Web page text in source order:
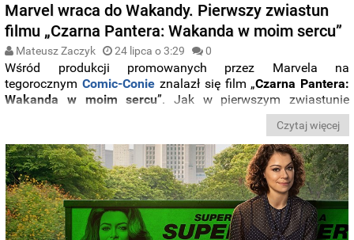
Marvel wraca do Wakandy. Pierwszy zwiastun
filmu „Czarna Pantera: Wakanda w moim sercu”
Mateusz Zaczyk 24 lipca o 3:29 0
Wśród produkcji promowanych przez Marvela na
tegorocznymComic-Conie znalazł się film „Czarna Pantera:
Wakanda w moim sercu”. Jak w pierwszym zwiastunie
prezentuje się superbohaterska produkcja mająca być hołdem
Chadwicka Bosemana? Zobaczcie
sami.
Czytaj więcej